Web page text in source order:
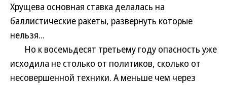
Хрущева основная ставка делалась на
баллистические ракеты, развернуть которые
нельзя...
Но к восемьдесят третьему году опасность уже
исходила не столько от политиков, сколько от
несовершенной техники. А меньше чем через